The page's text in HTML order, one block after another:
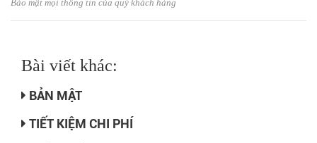
Bảo mật mọi thông tin của quý khách hàng
Bài viết khác:
BẢN MẬT
TIẾT KIỆM CHI PHÍ